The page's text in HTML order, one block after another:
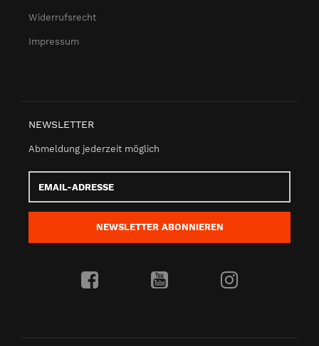
Widerrufsrecht
Impressum
NEWSLETTER
Abmeldung jederzeit möglich
Adresse
NEWSLETTER ABONNIEREN